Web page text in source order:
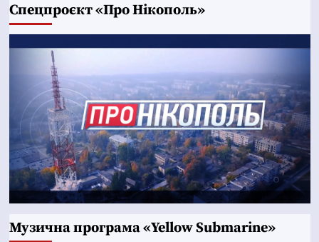
Cпецпроєкт «Про Нікополь»
Музична програма «Yellow Submarine»